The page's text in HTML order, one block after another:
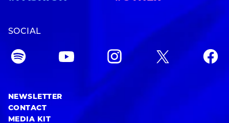
SOCIAL
NEWSLETTER
CONTACT
MEDIA KIT